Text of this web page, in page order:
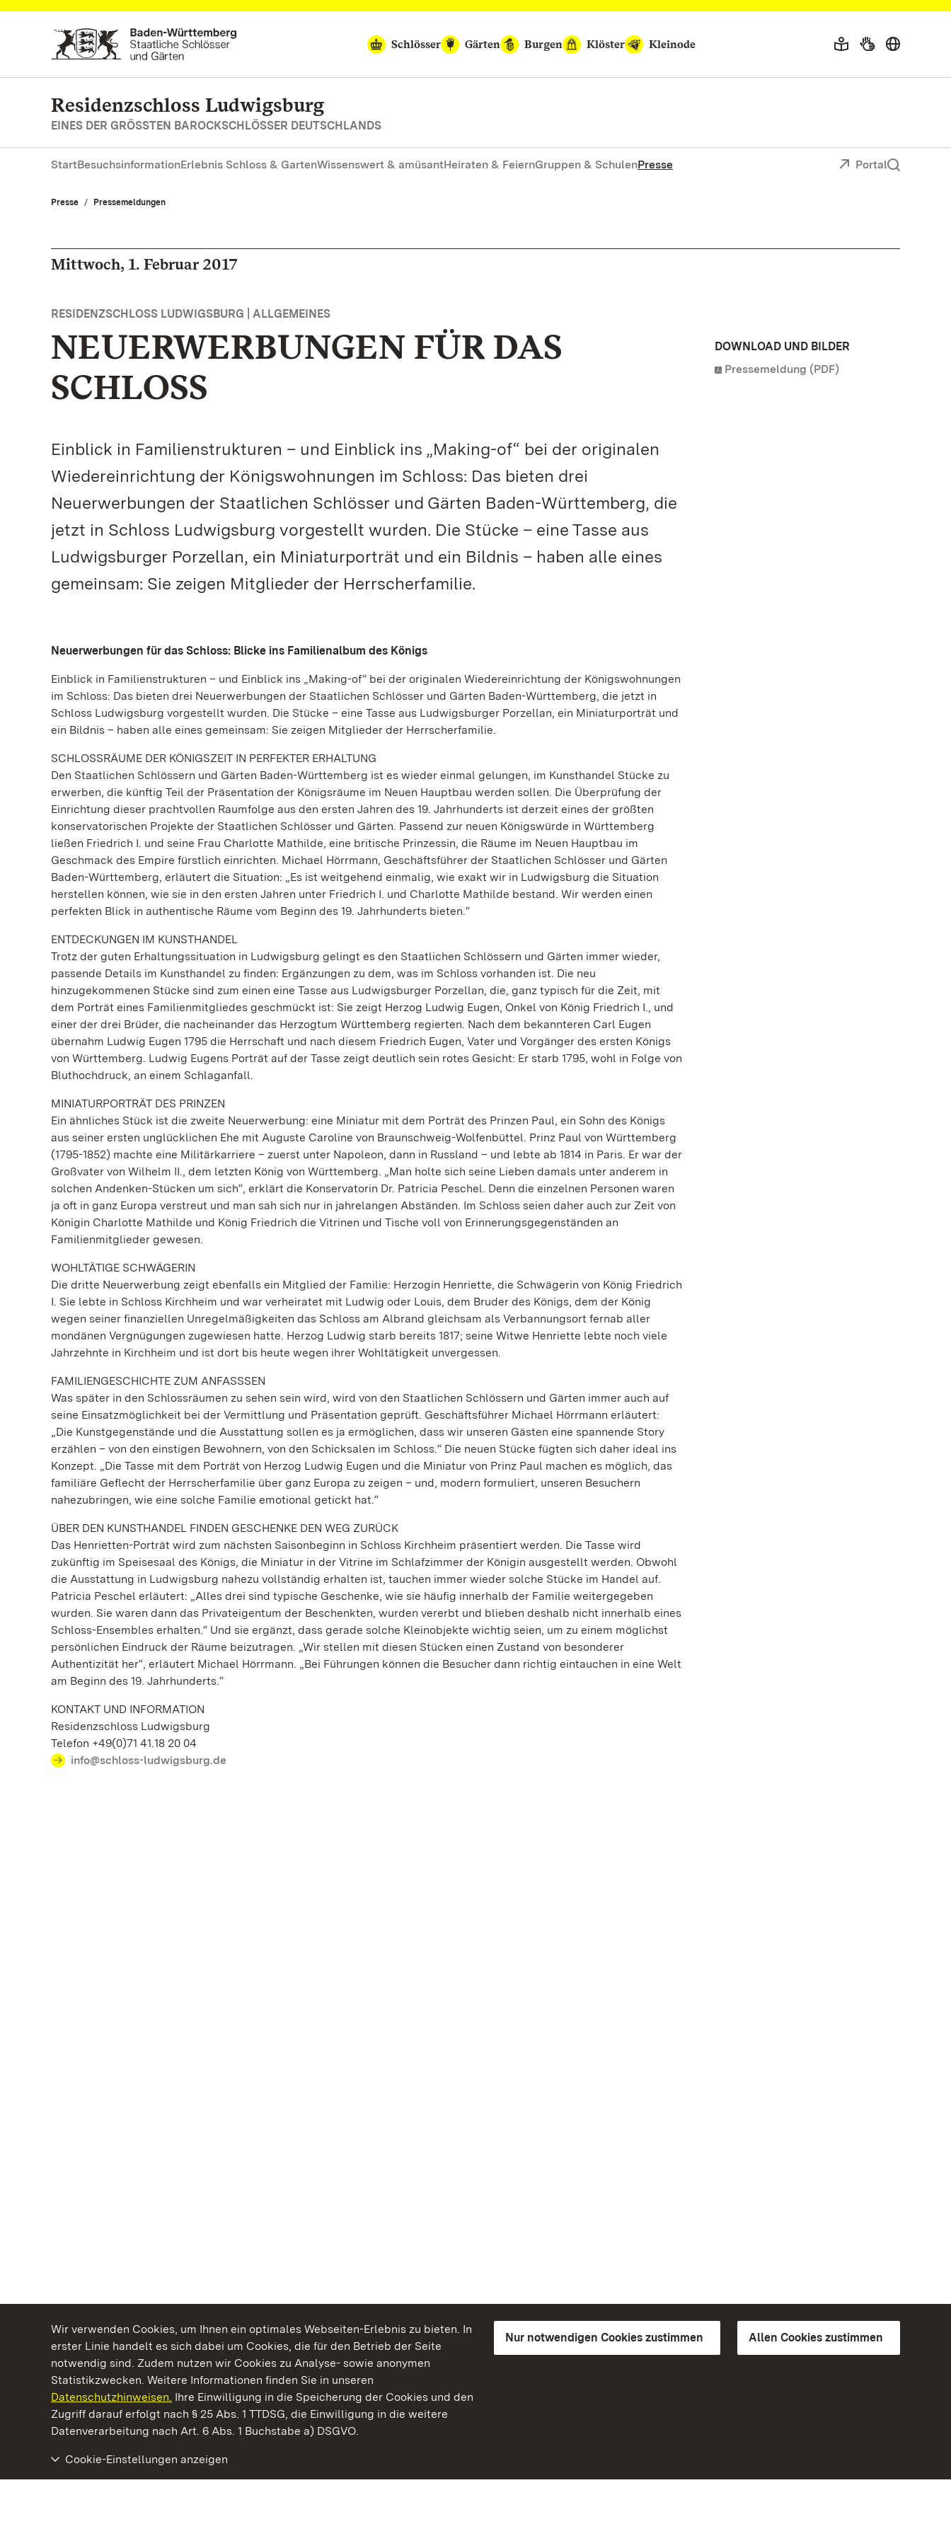
Wir verwenden Cookies, um Ihnen ein optimales Webseiten-Erlebnis zu bieten. In
erster Linie handelt es sich dabei um Cookies, die für den Betrieb der Seite
notwendig sind. Zudem nutzen wir Cookies zu Analyse- sowie anonymen
Statistikzwecken. Weitere Informationen finden Sie in unseren
Datenschutzhinweisen. Ihre Einwilligung in die Speicherung der Cookies und den
Zugriff darauf erfolgt nach § 25 Abs. 1 TTDSG, die Einwilligung in die weitere
Datenverarbeitung nach Art. 6 Abs. 1 Buchstabe a) DSGVO.
Nur notwendigen Cookies zustimmen Allen Cookies zustimmen
Cookie-Einstellungen anzeigen
Zum Hauptinhalt springen
Schlösser
Gärten Burgen Klöster Kleinode
Residenzschloss Ludwigsburg
EINES DER GRÖSSTEN BAROCKSCHLÖSSER DEUTSCHLANDS
StartBesuchsinformationErlebnis Schloss & GartenWissenswert & amüsantHeiraten & FeiernGruppen & SchulenPresse Portal
Presse Pressemeldungen
Mittwoch, 1. Februar 2017
RESIDENZSCHLOSS LUDWIGSBURG | ALLGEMEINES
NEUERWERBUNGEN FÜR DAS
SCHLOSS
Einblick in Familienstrukturen – und Einblick ins „Making-of“ bei der originalen
Wiedereinrichtung der Königswohnungen im Schloss: Das bieten drei
Neuerwerbungen der Staatlichen Schlösser und Gärten Baden-Württemberg, die
jetzt in Schloss Ludwigsburg vorgestellt wurden. Die Stücke – eine Tasse aus
Ludwigsburger Porzellan, ein Miniaturporträt und ein Bildnis – haben alle eines
gemeinsam: Sie zeigen Mitglieder der Herrscherfamilie.
Neuerwerbungen für das Schloss: Blicke ins Familienalbum des Königs
Einblick in Familienstrukturen – und Einblick ins „Making-of“ bei der originalen Wiedereinrichtung der Königswohnungen
im Schloss: Das bieten drei Neuerwerbungen der Staatlichen Schlösser und Gärten Baden-Württemberg, die jetzt in
Schloss Ludwigsburg vorgestellt wurden. Die Stücke – eine Tasse aus Ludwigsburger Porzellan, ein Miniaturporträt und
ein Bildnis – haben alle eines gemeinsam: Sie zeigen Mitglieder der Herrscherfamilie.
SCHLOSSRÄUME DER KÖNIGSZEIT IN PERFEKTER ERHALTUNG
Den Staatlichen Schlössern und Gärten Baden-Württemberg ist es wieder einmal gelungen, im Kunsthandel Stücke zu
erwerben, die künftig Teil der Präsentation der Königsräume im Neuen Hauptbau werden sollen. Die Überprüfung der
Einrichtung dieser prachtvollen Raumfolge aus den ersten Jahren des 19. Jahrhunderts ist derzeit eines der größten
konservatorischen Projekte der Staatlichen Schlösser und Gärten. Passend zur neuen Königswürde in Württemberg
ließen Friedrich I. und seine Frau Charlotte Mathilde, eine britische Prinzessin, die Räume im Neuen Hauptbau im
Geschmack des Empire fürstlich einrichten. Michael Hörrmann, Geschäftsführer der Staatlichen Schlösser und Gärten
Baden-Württemberg, erläutert die Situation: „Es ist weitgehend einmalig, wie exakt wir in Ludwigsburg die Situation
herstellen können, wie sie in den ersten Jahren unter Friedrich I. und Charlotte Mathilde bestand. Wir werden einen
perfekten Blick in authentische Räume vom Beginn des 19. Jahrhunderts bieten.“
ENTDECKUNGEN IM KUNSTHANDEL
Trotz der guten Erhaltungssituation in Ludwigsburg gelingt es den Staatlichen Schlössern und Gärten immer wieder,
passende Details im Kunsthandel zu finden: Ergänzungen zu dem, was im Schloss vorhanden ist. Die neu
hinzugekommenen Stücke sind zum einen eine Tasse aus Ludwigsburger Porzellan, die, ganz typisch für die Zeit, mit
dem Porträt eines Familienmitgliedes geschmückt ist: Sie zeigt Herzog Ludwig Eugen, Onkel von König Friedrich I., und
einer der drei Brüder, die nacheinander das Herzogtum Württemberg regierten. Nach dem bekannteren Carl Eugen
übernahm Ludwig Eugen 1795 die Herrschaft und nach diesem Friedrich Eugen, Vater und Vorgänger des ersten Königs
von Württemberg. Ludwig Eugens Porträt auf der Tasse zeigt deutlich sein rotes Gesicht: Er starb 1795, wohl in Folge von
Bluthochdruck, an einem Schlaganfall.
MINIATURPORTRÄT DES PRINZEN
Ein ähnliches Stück ist die zweite Neuerwerbung: eine Miniatur mit dem Porträt des Prinzen Paul, ein Sohn des Königs
aus seiner ersten unglücklichen Ehe mit Auguste Caroline von Braunschweig-Wolfenbüttel. Prinz Paul von Württemberg
(1795-1852) machte eine Militärkarriere – zuerst unter Napoleon, dann in Russland – und lebte ab 1814 in Paris. Er war der
Großvater von Wilhelm II., dem letzten König von Württemberg. „Man holte sich seine Lieben damals unter anderem in
solchen Andenken-Stücken um sich“, erklärt die Konservatorin Dr. Patricia Peschel. Denn die einzelnen Personen waren
ja oft in ganz Europa verstreut und man sah sich nur in jahrelangen Abständen. Im Schloss seien daher auch zur Zeit von
Königin Charlotte Mathilde und König Friedrich die Vitrinen und Tische voll von Erinnerungsgegenständen an
Familienmitglieder gewesen.
WOHLTÄTIGE SCHWÄGERIN
Die dritte Neuerwerbung zeigt ebenfalls ein Mitglied der Familie: Herzogin Henriette, die Schwägerin von König Friedrich
I. Sie lebte in Schloss Kirchheim und war verheiratet mit Ludwig oder Louis, dem Bruder des Königs, dem der König
wegen seiner finanziellen Unregelmäßigkeiten das Schloss am Albrand gleichsam als Verbannungsort fernab aller
mondänen Vergnügungen zugewiesen hatte. Herzog Ludwig starb bereits 1817; seine Witwe Henriette lebte noch viele
Jahrzehnte in Kirchheim und ist dort bis heute wegen ihrer Wohltätigkeit unvergessen.
FAMILIENGESCHICHTE ZUM ANFASSSEN
Was später in den Schlossräumen zu sehen sein wird, wird von den Staatlichen Schlössern und Gärten immer auch auf
seine Einsatzmöglichkeit bei der Vermittlung und Präsentation geprüft. Geschäftsführer Michael Hörrmann erläutert:
„Die Kunstgegenstände und die Ausstattung sollen es ja ermöglichen, dass wir unseren Gästen eine spannende Story
erzählen – von den einstigen Bewohnern, von den Schicksalen im Schloss.“ Die neuen Stücke fügten sich daher ideal ins
Konzept. „Die Tasse mit dem Porträt von Herzog Ludwig Eugen und die Miniatur von Prinz Paul machen es möglich, das
familiäre Geflecht der Herrscherfamilie über ganz Europa zu zeigen – und, modern formuliert, unseren Besuchern
nahezubringen, wie eine solche Familie emotional getickt hat.“
ÜBER DEN KUNSTHANDEL FINDEN GESCHENKE DEN WEG ZURÜCK
Das Henrietten-Porträt wird zum nächsten Saisonbeginn in Schloss Kirchheim präsentiert werden. Die Tasse wird
zukünftig im Speisesaal des Königs, die Miniatur in der Vitrine im Schlafzimmer der Königin ausgestellt werden. Obwohl
die Ausstattung in Ludwigsburg nahezu vollständig erhalten ist, tauchen immer wieder solche Stücke im Handel auf.
Patricia Peschel erläutert: „Alles drei sind typische Geschenke, wie sie häufig innerhalb der Familie weitergegeben
wurden. Sie waren dann das Privateigentum der Beschenkten, wurden vererbt und blieben deshalb nicht innerhalb eines
Schloss-Ensembles erhalten.“ Und sie ergänzt, dass gerade solche Kleinobjekte wichtig seien, um zu einem möglichst
persönlichen Eindruck der Räume beizutragen. „Wir stellen mit diesen Stücken einen Zustand von besonderer
Authentizität her“, erläutert Michael Hörrmann. „Bei Führungen können die Besucher dann richtig eintauchen in eine Welt
am Beginn des 19. Jahrhunderts.“
KONTAKT UND INFORMATION
Residenzschloss Ludwigsburg
Telefon +49(0)71 41.18 20 04
info@schloss-ludwigsburg.de
DOWNLOAD UND BILDER
Pressemeldung (PDF)
Kommen. Staunen. Genießen.